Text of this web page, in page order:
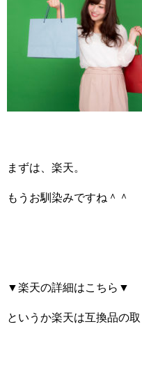
まずは、楽天。
もうお馴染みですね＾＾
▼楽天の詳細はこちら▼
というか楽天は互換品の